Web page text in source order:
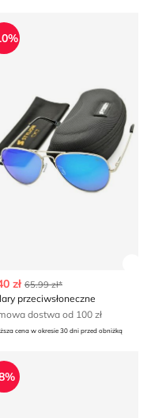
przeciwsłoneczne
zł 65.99 zł*
przeciwsłoneczne
dostwa od 100 zł
cena w okresie 30 dni przed obniżką
przeciwsłoneczne